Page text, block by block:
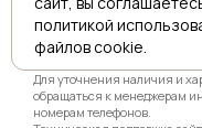
Приведенная на сайте
Для уточнения наличия и
обращаться к менеджерам
номерам телефонов.
политикой
файлов cookie.